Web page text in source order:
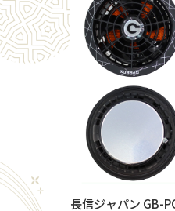
長信ジャパン GB-